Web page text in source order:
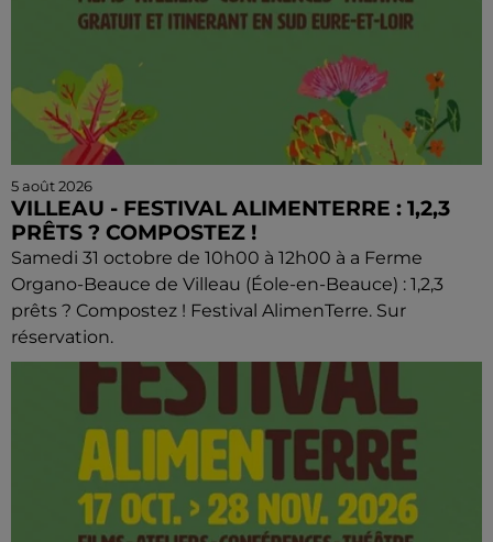
5 août 2026
VILLEAU - FESTIVAL ALIMENTERRE : 1,2,3
PRÊTS ? COMPOSTEZ !
Samedi 31 octobre de 10h00 à 12h00 à a Ferme
Organo-Beauce de Villeau (Éole-en-Beauce) : 1,2,3
prêts ? Compostez ! Festival AlimenTerre. Sur
réservation.